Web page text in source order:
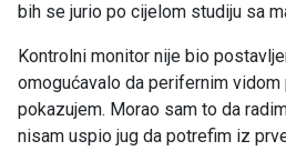
bih se jurio po cijelom studiju sa
Kontrolni monitor nije bio
omogućavalo da perifernim
pokazujem. Morao sam to da
nisam uspio jug da potrefim iz